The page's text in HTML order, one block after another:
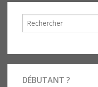
DÉBUTANT ?